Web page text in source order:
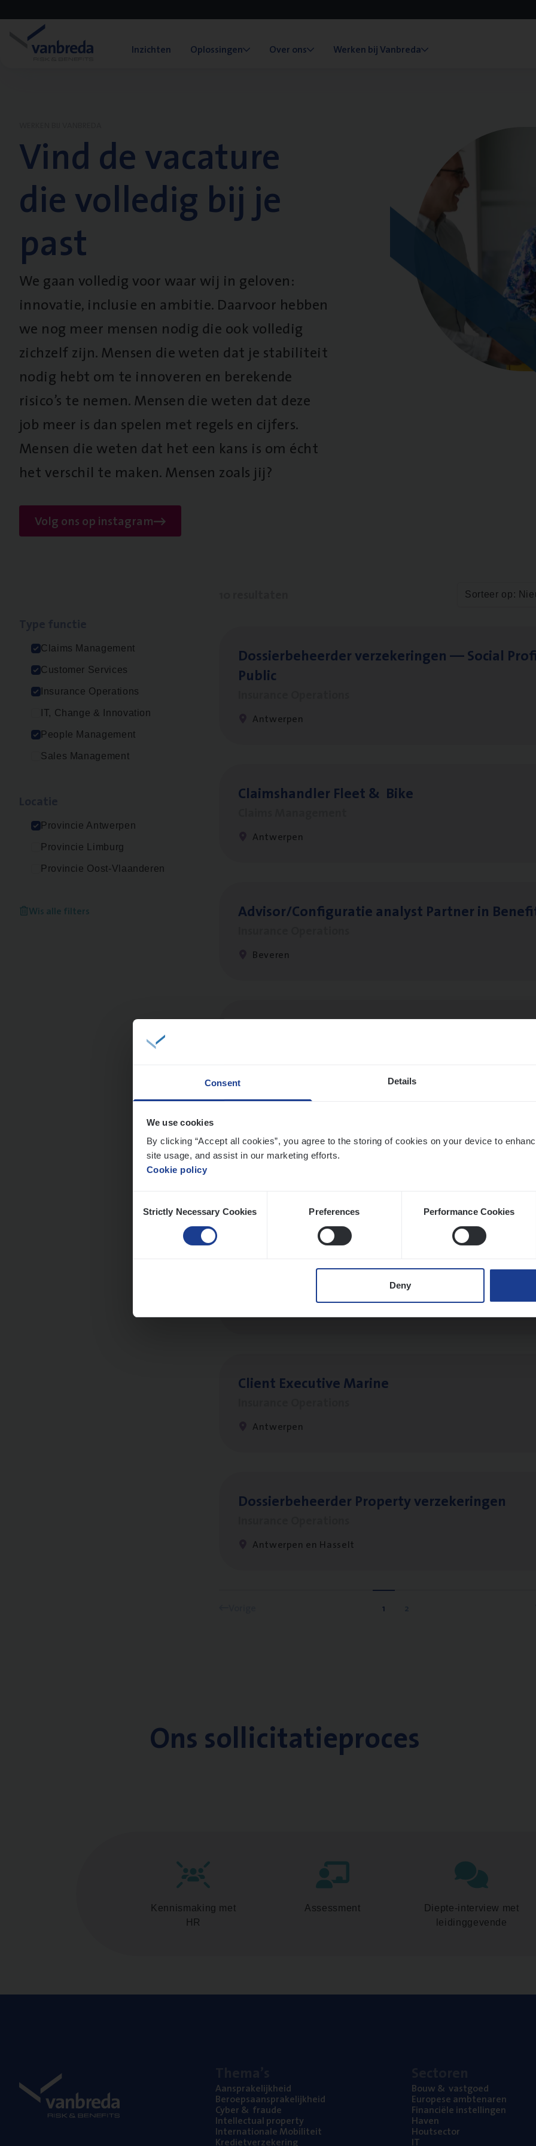
Consent Details
We use cookies
By clicking “Accept all cookies”, you agree to the storing of cookies on your device to
site usage, and assist in our marketing efforts.
Cookie policy
Selection
Strictly Necessary Cookies Preferences Performance Cookies
Deny
Inzichten Oplossingen Over ons Werken bij Vanbreda
Vind de vacature
die volledig bij je
past
We gaan volledig voor waar wij in geloven:
innovatie, inclusie en ambitie. Daarvoor hebben
we nog meer mensen nodig die ook volledig
zichzelf zijn. Mensen die weten dat je stabiliteit
nodig hebt om te innoveren en berekende
risico’s te nemen. Mensen die weten dat deze
job meer is dan spelen met regels en cijfers.
Mensen die weten dat het een kans is om écht
het verschil te maken. Mensen zoals jij?
Volg ons op instagram
Claims Management
Customer Services
Insurance Operations
IT, Change & Innovation
People Management
Sales Management
Provincie Antwerpen
Provincie Limburg
Provincie Oost-Vlaanderen
Wis alle filters
Sorteer op:
Dos­sier­be­heer­der ver­ze­ke­rin­gen — Soci­al
Public
Antwerpen
Claims­hand­ler Fleet& Bike
Antwerpen
Advisor/​Configuratie ana­lyst Part­ner in
Beveren
Scha­de Expert Fleet
Claims Management
Busi­ness Mana­ger Mari­ne Cargo
People Management, Sales Management
Client Exe­cu­ti­ve Marine
Antwerpen
Dos­sier­be­heer­der Pro­per­ty verzekeringen
Antwerpen en Hasselt
1 2
Ons sollicitatieproces
Kennismaking met
HR
Assessment
Diepte-interview met
leidinggevende
Aan­spra­ke­lijk­heid
Beroeps­aan­spra­ke­lijk­heid
Cyber& fraude
Intel­lec­tu­al property
Inter­na­ti­o­na­le Mobiliteit
Kre­diet­ver­ze­ke­ring
Bouw& vastgoed
Euro­pe­se ambtenaren
Finan­ci­ë­le instellingen
Haven
Hout­sec­tor
IT